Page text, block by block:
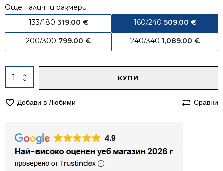
Още налични размери
133/180 319.00 € 160/240 509.00 €
200/300 799.00 € 240/340 1,089.00 €
количество
за
160/240
КУПИ
Добави в Любими Сравни